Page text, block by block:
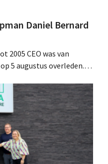
Daniel Bernard
2005 CEO was van
5 augustus overleden.
Promodès en nam
GB over.